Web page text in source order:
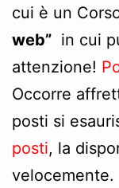
cui è un
web” in cui
attenzione!
Occorre
posti si
posti, la
velocemente.